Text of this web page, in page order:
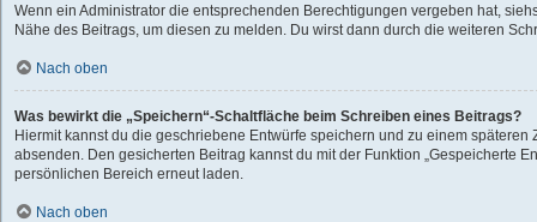
Wenn ein Administrator die entsprechenden Berechtigungen vergeben hat,
Nähe des Beitrags, um diesen zu melden. Du wirst dann durch die weiteren
Nach oben
Was bewirkt die „Speichern“-Schaltfläche beim Schreiben eines Beitrags?
Hiermit kannst du die geschriebene Entwürfe speichern und zu einem späteren
absenden. Den gesicherten Beitrag kannst du mit der Funktion „Gespeicherte
persönlichen Bereich erneut laden.
Nach oben